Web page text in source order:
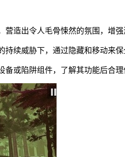
造出令人毛骨悚然的氛围，增强
续威胁下，通过隐藏和移动来保
或陷阱组件，了解其功能后合理